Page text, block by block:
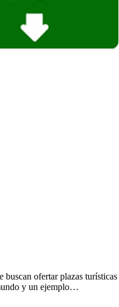
ofertar plazas
y un ejemplo…